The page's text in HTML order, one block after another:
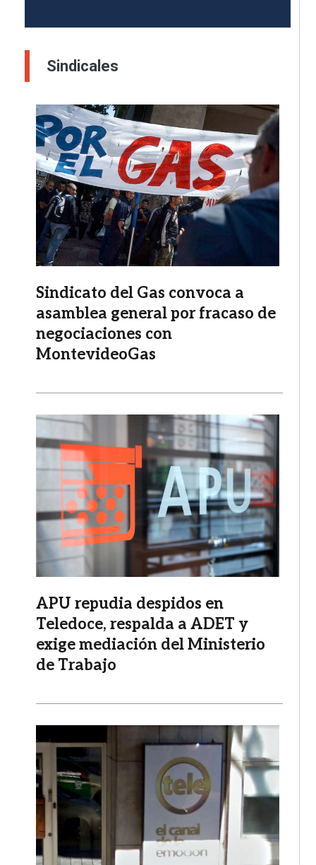
Sindicales
Imagen
Sindicato del Gas convoca a
asamblea general por fracaso de
negociaciones con
MontevideoGas
Imagen
APU repudia despidos en
Teledoce, respalda a ADET y
exige mediación del Ministerio
de Trabajo